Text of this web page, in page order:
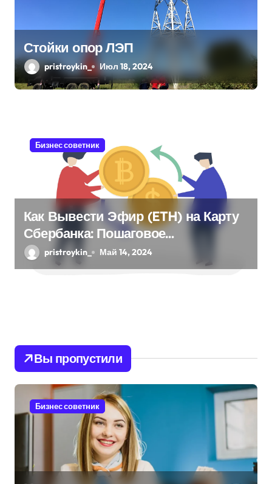
Стойки опор ЛЭП
pristroykin_ Июл 18, 2024
Бизнес советник
Как Вывести Эфир (ETH) на Карту
Сбербанка: Пошаговое
Руководство
pristroykin_ Май 14, 2024
Вы пропустили
Бизнес советник